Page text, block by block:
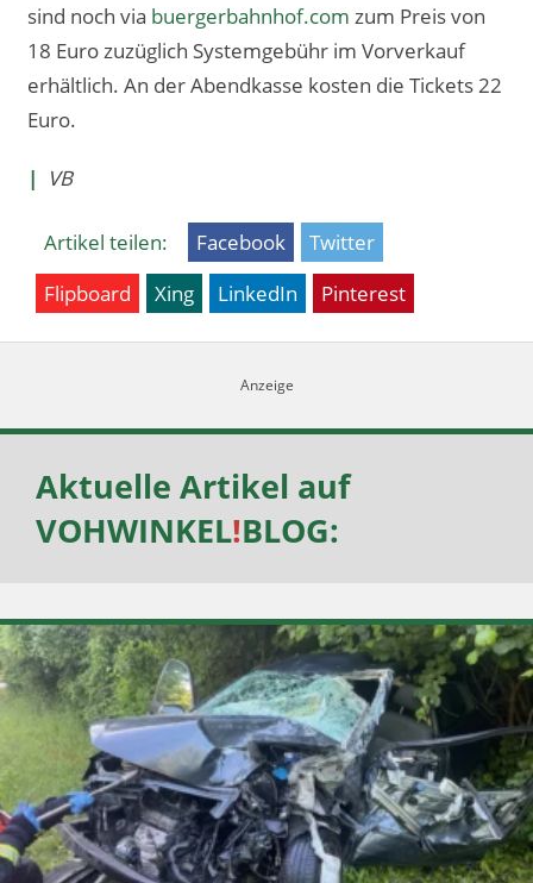
sind noch via buergerbahnhof.com zum Preis von
18 Euro zuzüglich Systemgebühr im Vorverkauf
erhältlich. An der Abendkasse kosten die Tickets 22
Euro.
| VB
Artikel teilen: Facebook
Twitter
Flipboard
Xing LinkedIn Pinterest
Aktuelle Artikel auf
VOHWINKEL!BLOG: